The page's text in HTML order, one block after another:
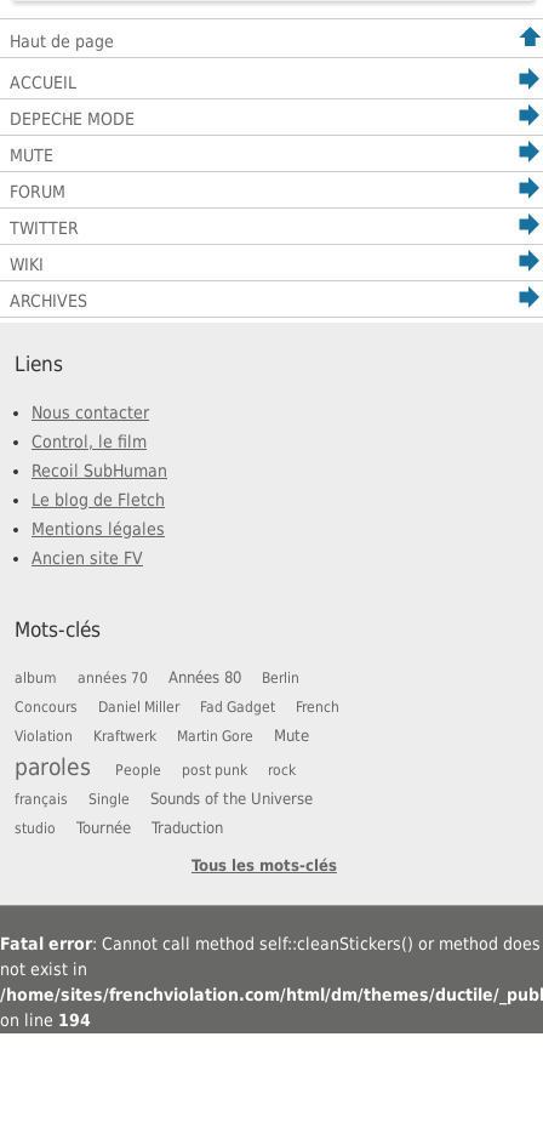
Haut de page
ACCUEIL
DEPECHE MODE
MUTE
FORUM
TWITTER
WIKI
ARCHIVES
Liens
Nous contacter
Control, le film
Recoil SubHuman
Le blog de Fletch
Mentions légales
Ancien site FV
Mots-clés
album années 70 Années 80
Berlin
Concours
Daniel Miller Fad Gadget
French
Violation
Kraftwerk Martin Gore Mute
paroles People post punk
rock
français
Single Sounds of the Universe
studio Tournée Traduction
Tous les mots-clés
Fatal error: Cannot call method self::cleanStickers() or method does
not exist in
/home/sites/frenchviolation.com/html/dm/themes/ductile/
on line 194